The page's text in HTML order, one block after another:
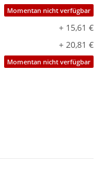
Momentan nicht verfügbar
+ 15,61 €
+ 20,81 €
Momentan nicht verfügbar